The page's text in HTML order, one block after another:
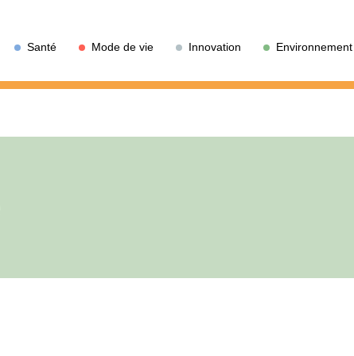
Santé Mode de vie Innovation Environnement